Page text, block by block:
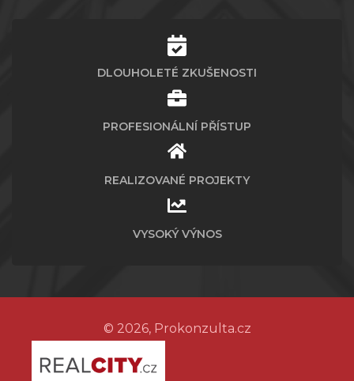
DLOUHOLETÉ ZKUŠENOSTI
PROFESIONÁLNÍ PŘÍSTUP
REALIZOVANÉ PROJEKTY
VYSOKÝ VÝNOS
© 2026, Prokonzulta.cz